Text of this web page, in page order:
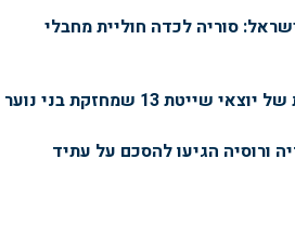
סוריה לכדה חוליית מחבלי
13 שמחזקת בני נוער
ורוסיה הגיעו להסכם על עתיד